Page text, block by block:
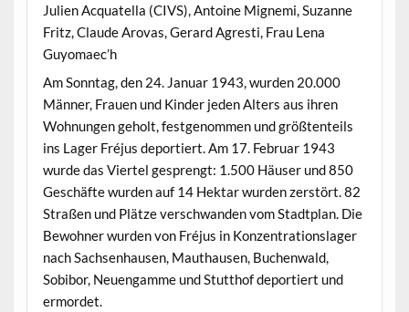
Julien Acquatella (CIVS), Antoine Mignemi, Suzanne
Fritz, Claude Arovas, Gerard Agresti, Frau Lena
Guyomaec’h
Am Sonntag, den 24. Januar 1943, wurden 20.000
Männer, Frauen und Kinder jeden Alters aus ihren
Wohnungen geholt, festgenommen und größtenteils
ins Lager Fréjus deportiert. Am 17. Februar 1943
wurde das Viertel gesprengt: 1.500 Häuser und 850
Geschäfte wurden auf 14 Hektar wurden zerstört. 82
Straßen und Plätze verschwanden vom Stadtplan. Die
Bewohner wurden von Fréjus in Konzentrationslager
nach Sachsenhausen, Mauthausen, Buchenwald,
Sobibor, Neuengamme und Stutthof deportiert und
ermordet.